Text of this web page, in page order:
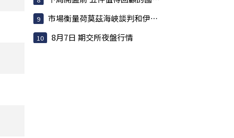
市場衡量荷莫茲海峽談判和伊朗局勢 油價走高
8月7日 期交所夜盤行情